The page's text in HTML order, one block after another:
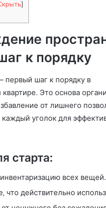
]
к порядку
первый шаг к порядку в
Это основа
от лишнего
каждый уголок для
старта:
всех вещей.
что действительно